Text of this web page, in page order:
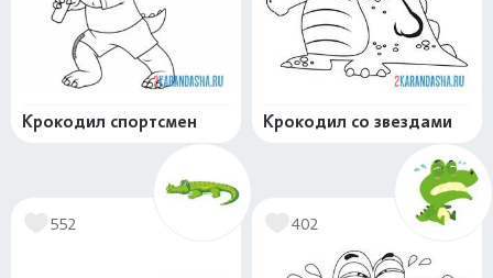
Крокодил спортсмен Крокодил со звездами
552 402